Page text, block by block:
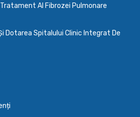
Al Fibrozei Pulmonare
Dotarea Spitalului Clinic Integrat De